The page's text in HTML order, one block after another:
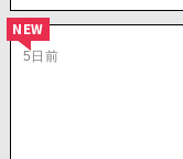
5日前
NEW